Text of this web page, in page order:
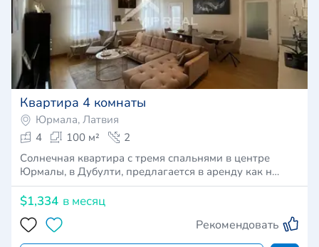
Квартира 4 комнаты
Юрмала, Латвия
4
100 м²
2
Солнечная квартира с тремя спальнями в центре
Юрмалы, в Дубулти, предлагается в аренду как н…
$1,334 в месяц
Рекомендовать